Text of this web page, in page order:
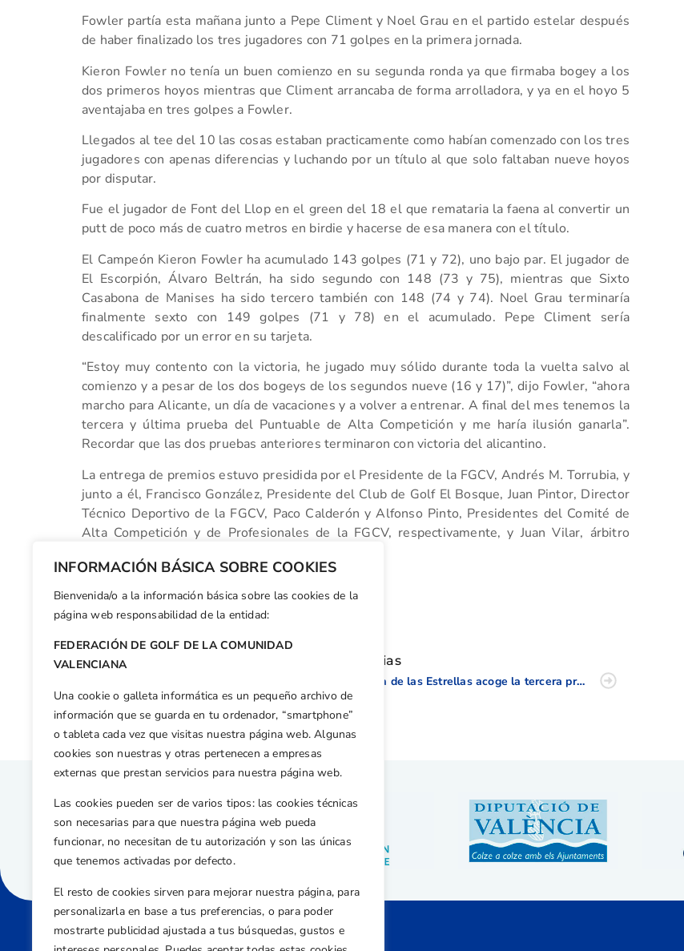
INFORMACIÓN BÁSICA SOBRE COOKIES
Bienvenida/o a la información básica sobre las cookies de la
página web responsabilidad de la entidad:
FEDERACIÓN DE GOLF DE LA COMUNIDAD
VALENCIANA
Una cookie o galleta informática es un pequeño archivo de
información que se guarda en tu ordenador, “smartphone”
o tableta cada vez que visitas nuestra página web. Algunas
cookies son nuestras y otras pertenecen a empresas
externas que prestan servicios para nuestra página web.
Las cookies pueden ser de varios tipos: las cookies técnicas
son necesarias para que nuestra página web pueda
funcionar, no necesitan de tu autorización y son las únicas
que tenemos activadas por defecto.
El resto de cookies sirven para mejorar nuestra página, para
personalizarla en base a tus preferencias, o para poder
mostrarte publicidad ajustada a tus búsquedas, gustos e
Fowler partía esta mañana junto a Pepe Climent y Noel Grau en el partido estelar después
de haber finalizado los tres jugadores con 71 golpes en la primera jornada.
Kieron Fowler no tenía un buen comienzo en su segunda ronda ya que firmaba bogey a los
dos primeros hoyos mientras que Climent arrancaba de forma arrolladora, y ya en el hoyo 5
aventajaba en tres golpes a Fowler.
Llegados al tee del 10 las cosas estaban practicamente como habían comenzado con los tres
jugadores con apenas diferencias y luchando por un título al que solo faltaban nueve hoyos
por disputar.
Fue el jugador de Font del Llop en el green del 18 el que remataria la faena al convertir un
putt de poco más de cuatro metros en birdie y hacerse de esa manera con el título.
El Campeón Kieron Fowler ha acumulado 143 golpes (71 y 72), uno bajo par. El jugador de
El Escorpión, Álvaro Beltrán, ha sido segundo con 148 (73 y 75), mientras que Sixto
Casabona de Manises ha sido tercero también con 148 (74 y 74). Noel Grau terminaría
finalmente sexto con 149 golpes (71 y 78) en el acumulado. Pepe Climent sería
descalificado por un error en su tarjeta.
“Estoy muy contento con la victoria, he jugado muy sólido durante toda la vuelta salvo al
comienzo y a pesar de los dos bogeys de los segundos nueve (16 y 17)”, dijo Fowler, “ahora
marcho para Alicante, un día de vacaciones y a volver a entrenar. A final del mes tenemos la
tercera y última prueba del Puntuable de Alta Competición y me haría ilusión ganarla”.
Recordar que las dos pruebas anteriores terminaron con victoria del alicantino.
La entrega de premios estuvo presidida por el Presidente de la FGCV, Andrés M. Torrubia, y
junto a él, Francisco González, Presidente del Club de Golf El Bosque, Juan Pintor, Director
Técnico Deportivo de la FGCV, Paco Calderón y Alfonso Pinto, Presidentes del Comité de
Alta Competición y de Profesionales de la FGCV, respectivamente, y Juan Vilar, árbitro
Facebook
X WhatsApp
LinkedIn
Email
Otras noticias
Masía de las Estrellas acoge la tercera prueba del Circuito de Pitch & Putt de la CV